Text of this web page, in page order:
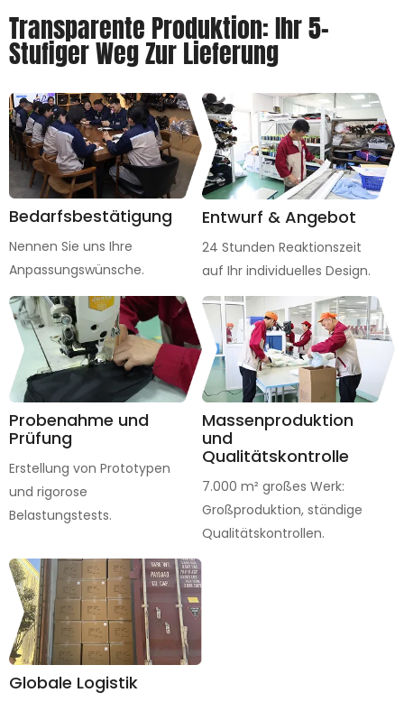
Transparente Produktion: Ihr 5-
Stufiger Weg Zur Lieferung
Bedarfsbestätigung
Nennen Sie uns Ihre
Anpassungswünsche.
Entwurf & Angebot
24 Stunden Reaktionszeit
auf Ihr individuelles Design.
Probenahme und
Prüfung
Erstellung von Prototypen
und rigorose
Belastungstests.
Massenproduktion
und
Qualitätskontrolle
7.000 m² großes Werk:
Großproduktion, ständige
Qualitätskontrollen.
Globale Logistik